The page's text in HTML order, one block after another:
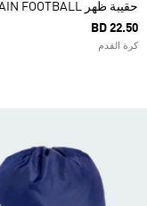
حقيبة ظهر SPAIN FOOTBALL
BD 22.50
كرة القدم